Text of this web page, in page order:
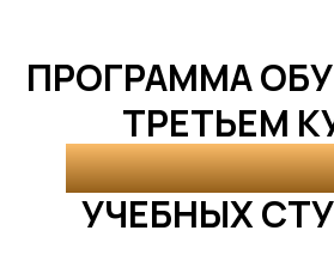
ПРОГРАММА
ТРЕТЬЕМ
"АСТРОЛОГИЯ
УЧЕБНЫХ